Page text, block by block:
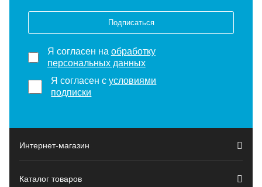
Подписаться
Я согласен на обработку
персональных данных
Я согласен сусловиями
подписки
Интернет-магазин
Каталог товаров